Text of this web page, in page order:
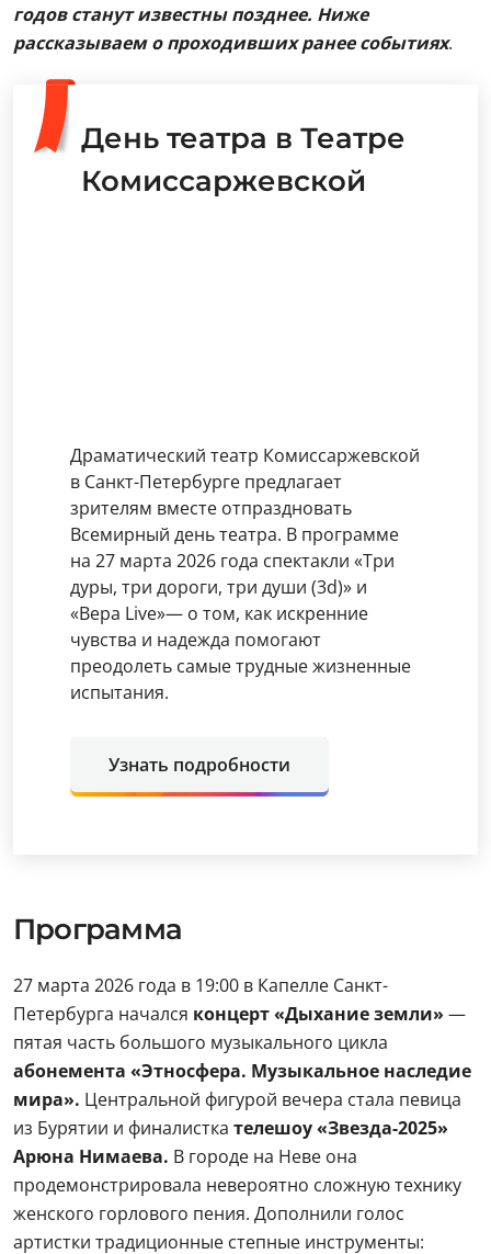
годов станут известны позднее. Ниже
рассказываем о проходивших ранее событиях.
День театра в Театре
Комиссаржевской
Драматический театр Комиссаржевской
в Санкт-Петербурге предлагает
зрителям вместе отпраздновать
Всемирный день театра. В программе
на 27 марта 2026 года спектакли «Три
дуры, три дороги, три души (3d)» и
«Вера Live»— о том, как искренние
чувства и надежда помогают
преодолеть самые трудные жизненные
испытания.
Узнать подробности
Программа
27 марта 2026 года в 19:00 в Капелле Санкт-
Петербурга начался концерт «Дыхание земли» —
пятая часть большого музыкального цикла
абонемента «Этносфера. Музыкальное наследие
мира». Центральной фигурой вечера стала певица
из Бурятии и финалистка телешоу «Звезда-2025»
Арюна Нимаева. В городе на Неве она
продемонстрировала невероятно сложную технику
женского горлового пения. Дополнили голос
артистки традиционные степные инструменты: